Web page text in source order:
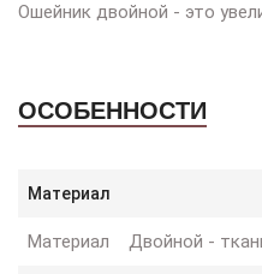
Ошейник двойной - это
ОСОБЕННОСТИ
Материал
Материал Двойной -